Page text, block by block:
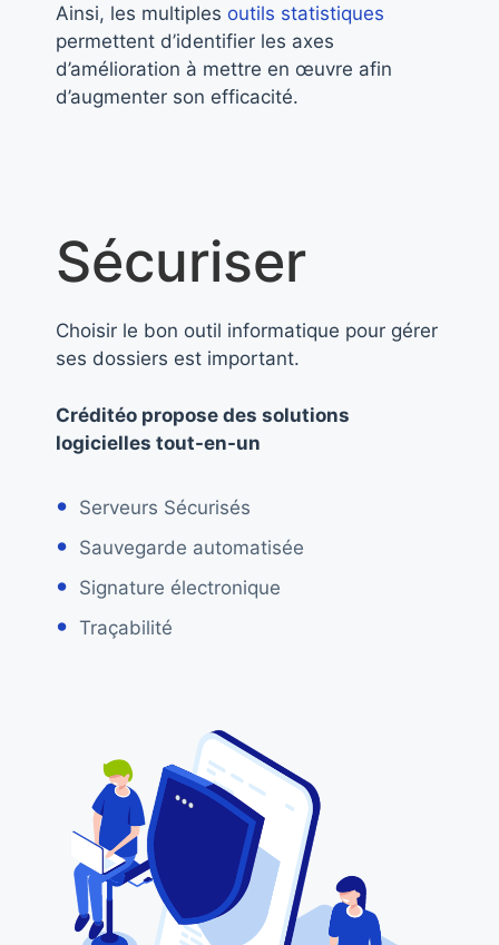
Ainsi, les multiples outils statistiques
permettent d’identifier les axes
d’amélioration à mettre en œuvre afin
d’augmenter son efficacité.
Sécuriser
Choisir le bon outil informatique pour gérer
ses dossiers est important.
Créditéo propose des solutions
logicielles tout-en-un
Serveurs Sécurisés
Sauvegarde automatisée
Signature électronique
Traçabilité